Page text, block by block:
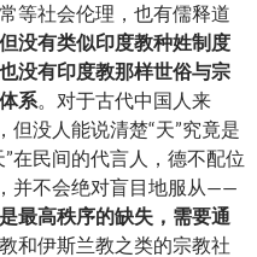
等社会伦理，也有儒释道
但没有类似印度教种姓制度
没有印度教那样世俗与宗
系。对于古代中国人来
但没人能说清楚“天”究竟是
在民间的代言人，德不配位
并不会绝对盲目地服从——
最高秩序的缺失，需要通
和伊斯兰教之类的宗教社